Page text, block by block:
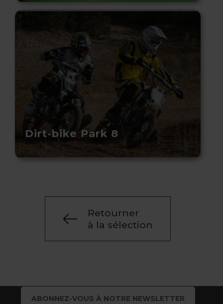
Dirt-bike Park 8
Retourner
à la sélection
ABONNEZ-VOUS À NOTRE NEWSLETTER